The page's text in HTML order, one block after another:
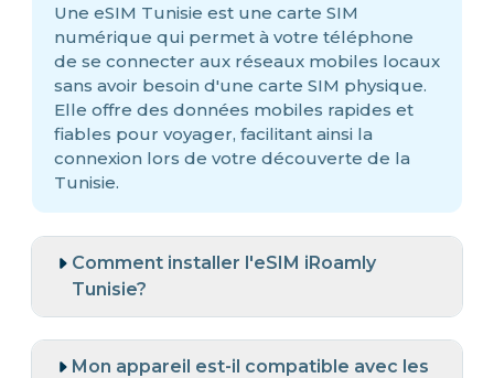
Une eSIM Tunisie est une carte SIM
numérique qui permet à votre téléphone
de se connecter aux réseaux mobiles locaux
sans avoir besoin d'une carte SIM physique.
Elle offre des données mobiles rapides et
fiables pour voyager, facilitant ainsi la
connexion lors de votre découverte de la
Tunisie.
Comment installer l'eSIM iRoamly
Tunisie?
Mon appareil est-il compatible avec les